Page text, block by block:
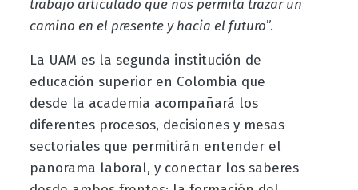
trabajo articulado que nos permita trazar un
camino en el presente y hacia el futuro”.
La UAM es la segunda institución de
educación superior en Colombia que
desde la academia acompañará los
diferentes procesos, decisiones y mesas
sectoriales que permitirán entender el
panorama laboral, y conectar los saberes